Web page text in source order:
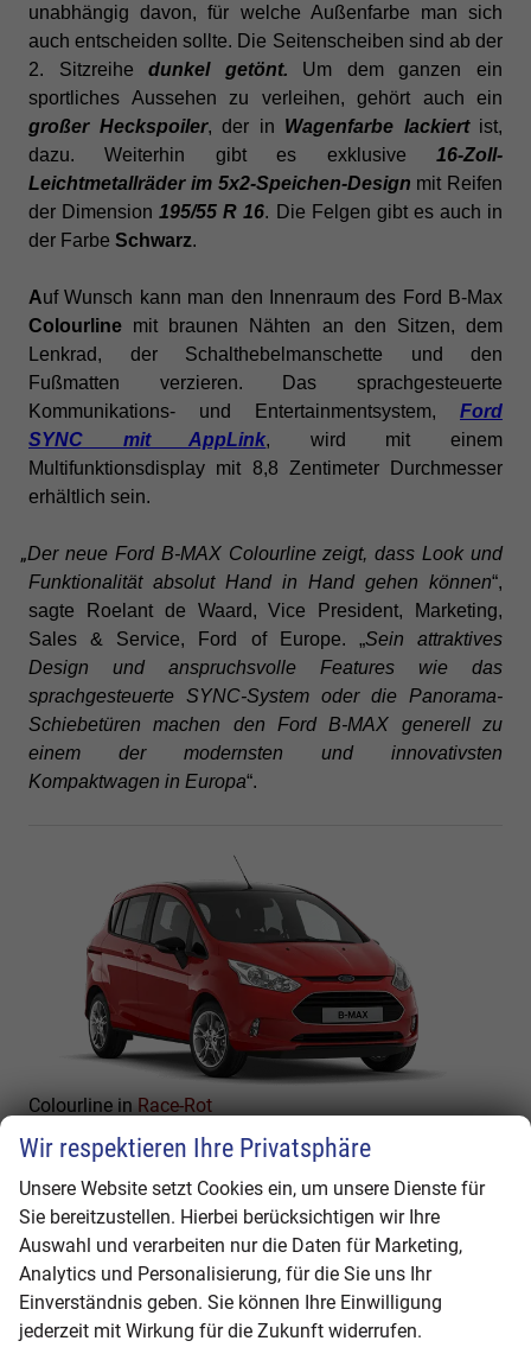
unabhängig davon, für welche Außenfarbe man sich
auch entscheiden sollte. Die Seitenscheiben sind ab der
2. Sitzreihedunkel getönt. Um dem ganzen ein
sportliches Aussehen zu verleihen, gehört auch ein
großer Heckspoiler, der in Wagenfarbe lackiertist,
dazu. Weiterhin gibt es exklusive
16-Zoll-
Leichtmetallräder im 5x2-Speichen-Design mit Reifen
der Dimension195/55 R 16. Die Felgen gibt es auch in
der Farbe Schwarz.
Auf Wunsch kann man den Innenraum des Ford B-Max
Colourline mit braunen Nähten an den Sitzen, dem
Lenkrad, der Schalthebelmanschette und den
Fußmatten verzieren. Das sprachgesteuerte
Kommunikations- und Entertainmentsystem, Ford
SYNC mit AppLink, wird mit einem
Multifunktionsdisplay mit 8,8 Zentimeter Durchmesser
erhältlich sein.
„Der neue Ford B-MAX Colourline zeigt, dass Look und
Funktionalität absolut Hand in Hand gehen können“,
sagte Roelant de Waard, Vice President, Marketing,
Sales & Service, Ford of Europe. „Sein attraktives
Design und anspruchsvolle Features wie das
sprachgesteuerte SYNC-System oder die Panorama-
Schiebetüren machen den Ford B-MAX generell zu
einem der modernsten und innovativsten
Kompaktwagen in Europa“.
Colourline in Race-Rot
Wir respektieren Ihre Privatsphäre
Unsere Website setzt Cookies ein, um unsere Dienste für
Sie bereitzustellen. Hierbei berücksichtigen wir Ihre
Auswahl und verarbeiten nur die Daten für Marketing,
Analytics und Personalisierung, für die Sie uns Ihr
Einverständnis geben. Sie können Ihre Einwilligung
jederzeit mit Wirkung für die Zukunft widerrufen.